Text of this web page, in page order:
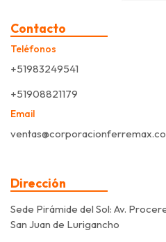
Contacto
Teléfonos
+51983249541
+51908821179
Email
Dirección
Sede Pirámide del Sol: Av.
San Juan de Lurigancho